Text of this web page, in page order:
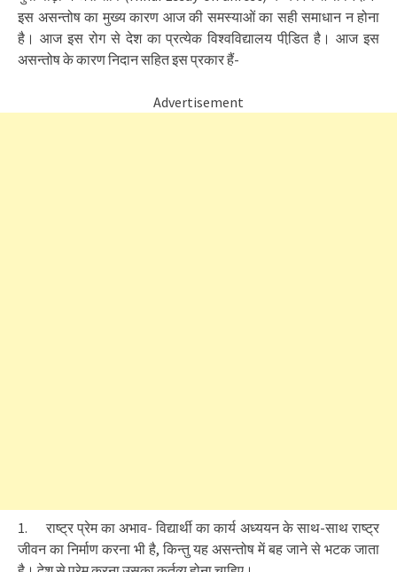
इस असन्तोष का मुख्य कारण आज की समस्याओं का सही समाधान न होना
है। आज इस रोग से देश का प्रत्येक विश्वविद्यालय पीडि़त है। आज इस
असन्तोष के कारण निदान सहित इस प्रकार हैं-
Advertisement
1. राष्ट्र प्रेम का अभाव- विद्यार्थी का कार्य अध्ययन के साथ-साथ राष्ट्र
जीवन का निर्माण करना भी है, किन्तु यह असन्तोष में बह जाने से भटक जाता